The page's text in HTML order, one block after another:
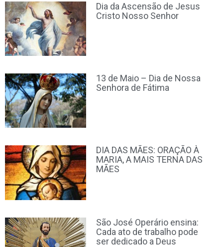
Dia da Ascensão de Jesus
Cristo Nosso Senhor
13 de Maio – Dia de Nossa
Senhora de Fátima
DIA DAS MÃES: ORAÇÃO À
MARIA, A MAIS TERNA DAS
MÃES
São José Operário ensina:
Cada ato de trabalho pode
ser dedicado a Deus